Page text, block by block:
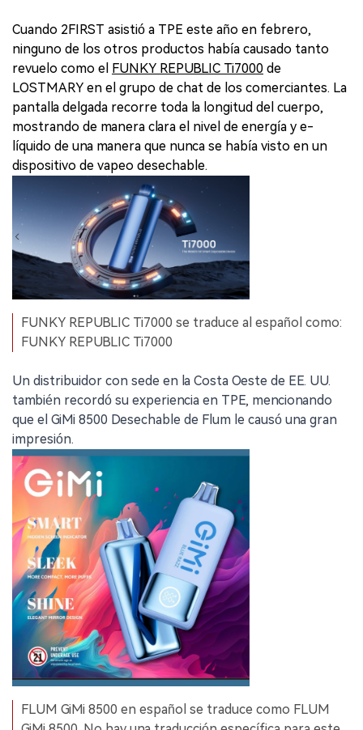
Cuando 2FIRST asistió a TPE este año en febrero,
ninguno de los otros productos había causado tanto
revuelo como el FUNKY REPUBLIC Ti7000 de
LOSTMARY en el grupo de chat de los comerciantes. La
pantalla delgada recorre toda la longitud del cuerpo,
mostrando de manera clara el nivel de energía y e-
líquido de una manera que nunca se había visto en un
dispositivo de vapeo desechable.
FUNKY REPUBLIC Ti7000 se traduce al español como:
FUNKY REPUBLIC Ti7000
Un distribuidor con sede en la Costa Oeste de EE. UU.
también recordó su experiencia en TPE, mencionando
que el GiMi 8500 Desechable de Flum le causó una gran
impresión.
FLUM GiMi 8500 en español se traduce como FLUM